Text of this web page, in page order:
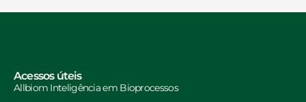
Acessos úteis
Allbiom Inteligência em Bioprocessos